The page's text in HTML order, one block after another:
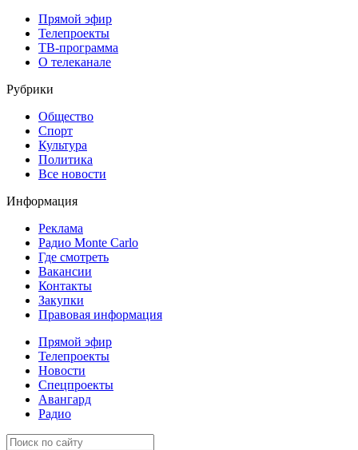
Прямой эфир
Телепроекты
ТВ-программа
О телеканале
Рубрики
Общество
Спорт
Культура
Политика
Все новости
Информация
Реклама
Радио Monte Carlo
Где смотреть
Вакансии
Контакты
Закупки
Правовая информация
Прямой эфир
Телепроекты
Новости
Спецпроекты
Авангард
Радио